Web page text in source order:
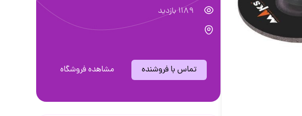
1189 بازدید
تماس با فروشنده مشاهده فروشگاه